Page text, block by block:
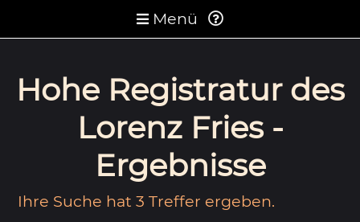
Menü
Hohe Registratur des
Lorenz Fries -
Ergebnisse
Ihre Suche hat 3 Treffer ergeben.